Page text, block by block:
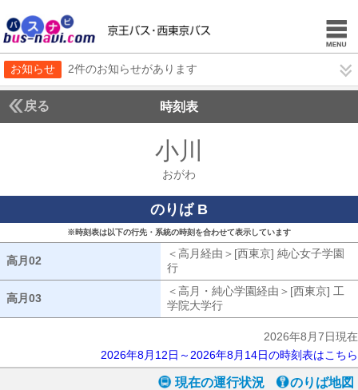
お知らせ 2件のお知らせがあります
戻る 時刻表
小川
おがわ
のりば B
※時刻表は以下の行先・系統の時刻を合わせて表示しています
高月02
＜高月経由＞[西東京] 純心女子学園
行
高月03
＜高月・純心学園経由＞[西東京] 工
学院大学行
2026年8月7日現在
2026年8月12日～2026年8月14日の時刻表はこちら
現在の運行状況 のりば地図